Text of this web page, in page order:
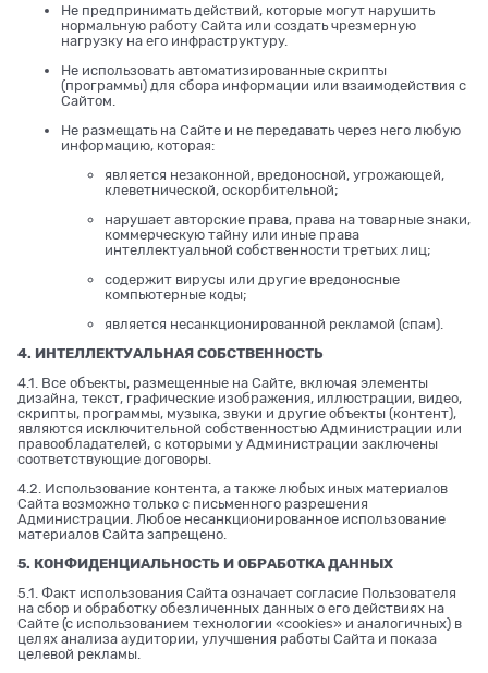
Не предпринимать действий, которые могут нарушить
нормальную работу Сайта или создать чрезмерную
нагрузку на его инфраструктуру.
Не использовать автоматизированные скрипты
(программы) для сбора информации или взаимодействия с
Сайтом.
Не размещать на Сайте и не передавать через него любую
информацию, которая:
является незаконной, вредоносной, угрожающей,
клеветнической, оскорбительной;
нарушает авторские права, права на товарные знаки,
коммерческую тайну или иные права
интеллектуальной собственности третьих лиц;
содержит вирусы или другие вредоносные
компьютерные коды;
является несанкционированной рекламой (спам).
4. ИНТЕЛЛЕКТУАЛЬНАЯ СОБСТВЕННОСТЬ
4.1. Все объекты, размещенные на Сайте, включая элементы
дизайна, текст, графические изображения, иллюстрации, видео,
скрипты, программы, музыка, звуки и другие объекты (контент),
являются исключительной собственностью Администрации или
правообладателей, с которыми у Администрации заключены
соответствующие договоры.
4.2. Использование контента, а также любых иных материалов
Сайта возможно только с письменного разрешения
Администрации. Любое несанкционированное использование
материалов Сайта запрещено.
5. КОНФИДЕНЦИАЛЬНОСТЬ И ОБРАБОТКА ДАННЫХ
5.1. Факт использования Сайта означает согласие Пользователя
на сбор и обработку обезличенных данных о его действиях на
Сайте (с использованием технологии «cookies» и аналогичных) в
целях анализа аудитории, улучшения работы Сайта и показа
целевой рекламы.